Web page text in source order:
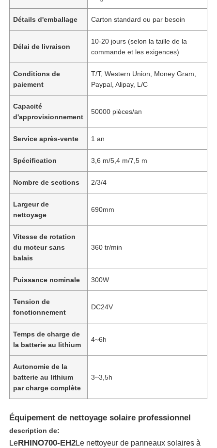
Détails d'emballage Carton standard ou par besoin
Délai de livraison
10-20 jours (selon la taille de la
commande et les exigences)
Conditions de
paiement
T/T, Western Union, Money Gram,
Paypal, Alipay, L/C
Capacité
d'approvisionnement
50000 pièces/an
Service après-vente 1 an
Spécification 3,6 m/5,4 m/7,5 m
Nombre de sections 2/3/4
Largeur de
nettoyage
690mm
Vitesse de rotation
du moteur sans
balais
360 tr/min
Puissance nominale 300W
Tension de
fonctionnement
DC24V
Temps de charge de
la batterie au lithium
4~6h
Autonomie de la
batterie au lithium
par charge complète
3~3,5h
Équipement de nettoyage solaire professionnel
description de:
LeRHINO700-EH2Le nettoyeur de panneaux solaires à